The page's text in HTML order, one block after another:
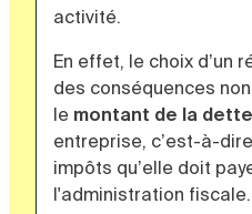
activité.
En effet, le choix d’un
des conséquences
le montant de la
entreprise, c’est-à-
impôts qu’elle doit
l'administration